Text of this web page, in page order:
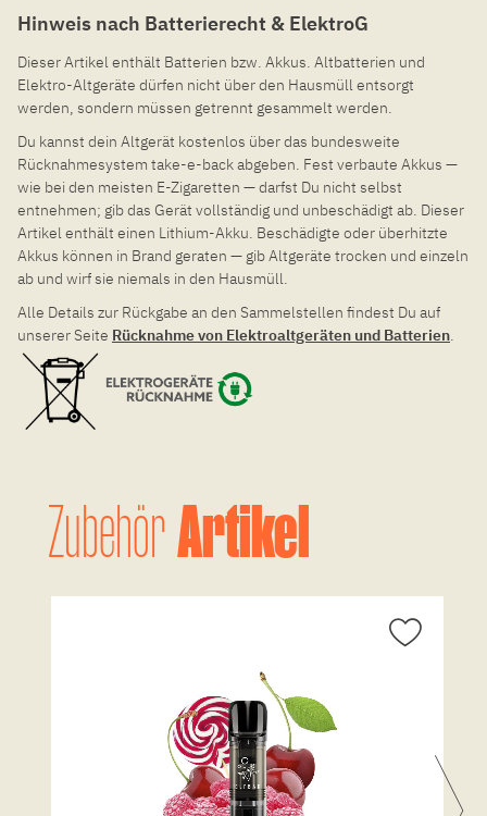
Hinweis nach Batterierecht & ElektroG
Dieser Artikel enthält Batterien bzw. Akkus. Altbatterien und
Elektro-Altgeräte dürfen nicht über den Hausmüll entsorgt
werden, sondern müssen getrennt gesammelt werden.
Du kannst dein Altgerät kostenlos über das bundesweite
Rücknahmesystem take-e-back abgeben. Fest verbaute Akkus —
wie bei den meisten E-Zigaretten — darfst Du nicht selbst
entnehmen; gib das Gerät vollständig und unbeschädigt ab. Dieser
Artikel enthält einen Lithium-Akku. Beschädigte oder überhitzte
Akkus können in Brand geraten — gib Altgeräte trocken und einzeln
ab und wirf sie niemals in den Hausmüll.
Alle Details zur Rückgabe an den Sammelstellen findest Du auf
unserer Seite Rücknahme von Elektroaltgeräten und Batterien.
ZubehörArtikel